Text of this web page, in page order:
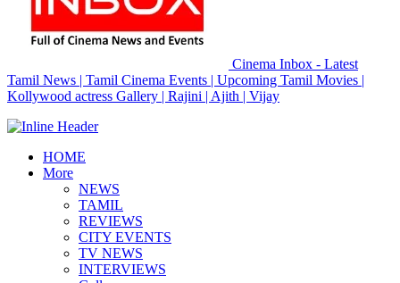
Cinema Inbox - Latest
Tamil News | Tamil Cinema Events | Upcoming Tamil Movies |
Kollywood actress Gallery | Rajini | Ajith | Vijay
HOME
More
NEWS
TAMIL
REVIEWS
CITY EVENTS
TV NEWS
INTERVIEWS